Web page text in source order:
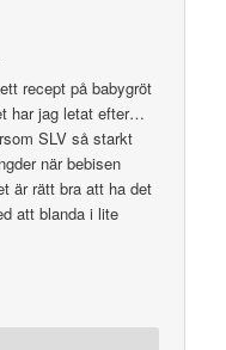
recept på babygröt
har jag letat efter…
SLV så starkt
när bebisen
är rätt bra att ha det
att blanda i lite